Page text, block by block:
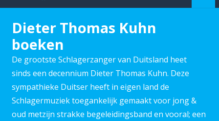
Dieter Thomas Kuhn
boeken
De grootste Schlagerzanger van Duitsland heet
sinds een decennium Dieter Thomas Kuhn. Deze
sympathieke Duitser heeft in eigen land de
Schlagermuziek toegankelijk gemaakt voor jong &
oud metzijn strakke begeleidingsband en vooral; een